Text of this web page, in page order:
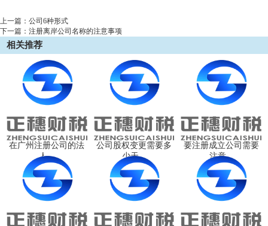
上一篇： 公司6种形式
下一篇： 注册离岸公司名称的注意事项
相关推荐
​在广州注册公司的法
人...
公司股权变更需要多
少天...
要注册成立公司需要
注意...